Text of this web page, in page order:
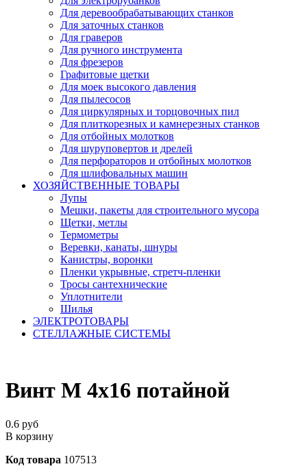
Для деревообрабатывающих станков
Для заточных станков
Для граверов
Для ручного инструмента
Для фрезеров
Графитовые щетки
Для моек высокого давления
Для пылесосов
Для циркулярных и торцовочных пил
Для плиткорезных и камнерезных станков
Для отбойных молотков
Для шуруповертов и дрелей
Для перфораторов и отбойных молотков
Для шлифовальных машин
ХОЗЯЙСТВЕННЫЕ ТОВАРЫ
Лупы
Мешки, пакеты для строительного мусора
Щетки, метлы
Термометры
Веревки, канаты, шнуры
Канистры, воронки
Пленки укрывные, стретч-пленки
Тросы сантехнические
Уплотнители
Шилья
ЭЛЕКТРОТОВАРЫ
СТЕЛЛАЖНЫЕ СИСТЕМЫ
Винт М 4х16 потайной
0.6 руб
В корзину
Код товара 107513